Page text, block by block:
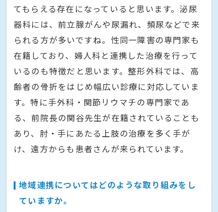
てもらえる存在になっていると思います。泌尿
器科には、前立腺がんや尿漏れ、頻尿などで来
られる方が多いですね。性同一障害の専門家も
在籍しており、婦人科と連携した治療を行って
いるのも特徴だと思います。整形外科では、高
齢者の骨折をはじめ幅広い診療に対応していま
す。特に手外科・関節リウマチの専門家であ
る、前院長の関谷先生が在籍されていることも
あり、肘・手にあたる上肢の治療を多く手が
け、遠方からも患者さんが来られています。
地域連携についてはどのような取り組みをし
ていますか。